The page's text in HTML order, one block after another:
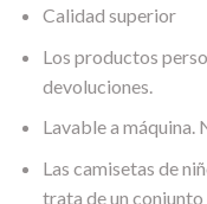
Calidad superior
Los productos
devoluciones.
Lavable a máquina.
Las camisetas de
trata de un conjunto